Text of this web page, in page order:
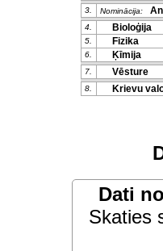
3. Nominācija:
4. Bioloģija
5. Fizika
6. Ķīmija
7. Vēsture
8. Krievu
Dati no
Skaties